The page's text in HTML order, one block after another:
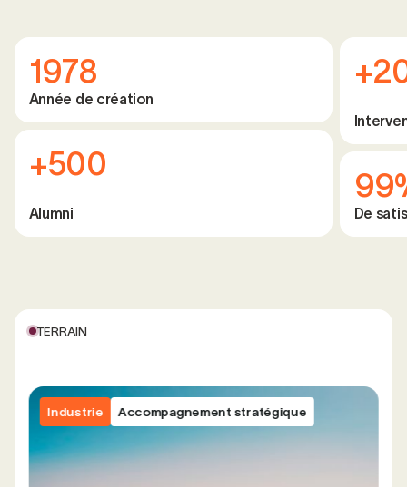
1978
Année de création
+500
Alumni De
TERRAIN
Industrie Accompagnement stratégique